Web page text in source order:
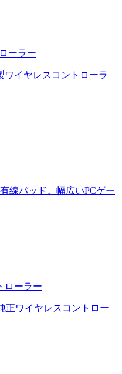
ーラー
ワイヤレスコントローラ
線パッド。幅広いPCゲー
ローラー
正ワイヤレスコントロー